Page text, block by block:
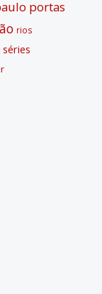
portas
rios
séries